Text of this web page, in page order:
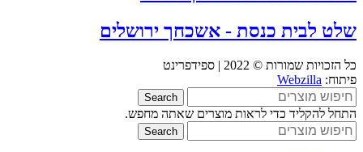
שלט לבית כנסת - אשכחך ירושלים
כל הזכויות שמורות © 2022 | ספידפרינט
פיתוח: Webzilla
Search
התחל להקליד כדי לראות מוצרים שאתה מחפש.
Search